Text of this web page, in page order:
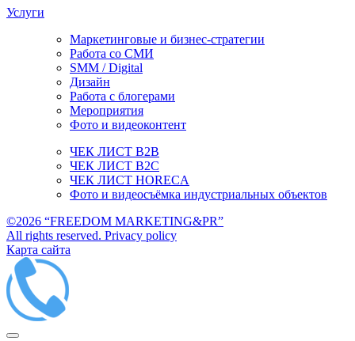
Услуги
Маркетинговые и бизнес-стратегии
Работа со СМИ
SMM / Digital
Дизайн
Работа с блогерами
Мероприятия
Фото и видеоконтент
ЧЕК ЛИСТ B2B
ЧЕК ЛИСТ B2C
ЧЕК ЛИСТ HORECA
Фото и видеосъёмка индустриальных объектов
©2026 “FREEDOM MARKETING&PR”
All rights reserved. Privacy policy
Карта сайта